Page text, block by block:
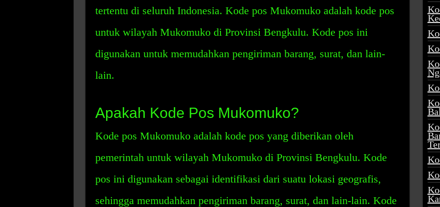
tertentu di seluruh Indonesia. Kode pos Mukomuko adalah kode pos
untuk wilayah Mukomuko di Provinsi Bengkulu. Kode pos ini
digunakan untuk memudahkan pengiriman barang, surat, dan lain-
lain.
Apakah Kode Pos Mukomuko?
Kode pos Mukomuko adalah kode pos yang diberikan oleh
pemerintah untuk wilayah Mukomuko di Provinsi Bengkulu. Kode
pos ini digunakan sebagai identifikasi dari suatu lokasi geografis,
sehingga memudahkan pengiriman barang, surat, dan lain-lain. Kode